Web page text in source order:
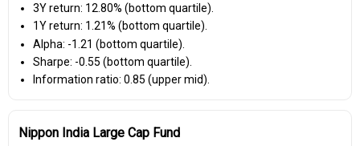
3Y return: 12.80% (bottom quartile).
1Y return: 1.21% (bottom quartile).
Alpha: -1.21 (bottom quartile).
Sharpe: -0.55 (bottom quartile).
Information ratio: 0.85 (upper mid).
Nippon India Large Cap Fund